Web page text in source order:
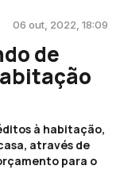
06 out, 2022, 18:09
de
à habitação,
através de
para o